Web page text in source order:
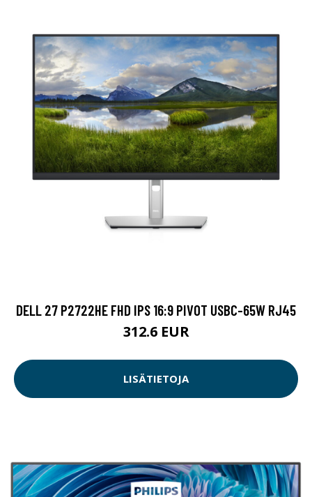
DELL 27 P2722HE FHD IPS 16:9 PIVOT USBC-65W RJ45
312.6 EUR
LISÄTIETOJA